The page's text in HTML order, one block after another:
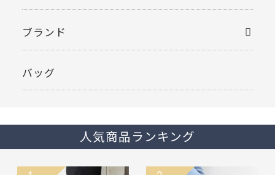
ブランド
バッグ
人気商品ランキング